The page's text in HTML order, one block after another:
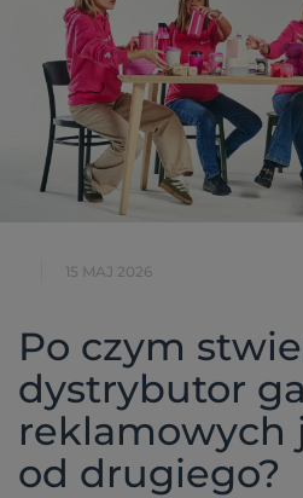
15 MAJ 2026
Po czym
dystrybutor
reklamowych
od drugiego?